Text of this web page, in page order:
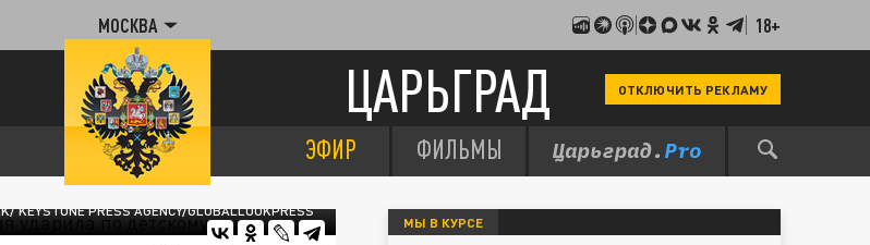
МОСКВА 18+
ЦАРЬГРАД ОТКЛЮЧИТЬ РЕКЛАМУ
ЭФИР ФИЛЬМЫ
KEYSTONE PRESS AGENCY/GLOBALLOOKPRESS
МЫ В КУРСЕ